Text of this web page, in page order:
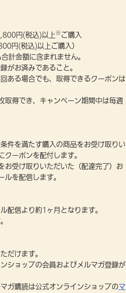
円(税込)以上※ ご購入
円(税込)以上ご購入）
計金額に含まれません。
がお済みであること。
ある場合でも、取得できるクーポンは
取得でき、キャンペーン期間中は毎週
件を満たす購入の商品をお受け取りい
ーポンを配付します。
お受け取りいただいた（配達完了）お
を配信します。
配信より約1ヶ月となります。
だけます。
ショップの会員およびメルマガ登録が
ガ購読は公式オンラインショップのマ